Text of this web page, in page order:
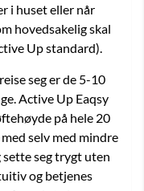
i huset eller når
hovedsakelig skal
Up standard).
seg er de 5-10
Active Up Eaqsy
på hele 20
selv med mindre
sette seg trygt uten
og betjenes